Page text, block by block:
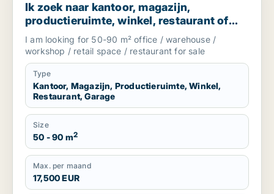
Ik zoek naar kantoor, magazijn,
productieruimte, winkel, restaurant of
garage te koop in South Holland, The
Netherlands
I am looking for 50-90 m² office / warehouse /
workshop / retail space / restaurant for sale
Type
Kantoor, Magazijn, Productieruimte, Winkel,
Restaurant, Garage
Size
50 - 90 m2
Max. per maand
17,500 EUR